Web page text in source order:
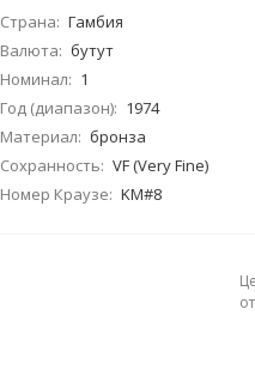
Страна: Гамбия
Валюта: бутут
Номинал: 1
Год (диапазон): 1974
Материал: бронза
Сохранность: VF (Very Fine)
Номер Краузе: KM#8